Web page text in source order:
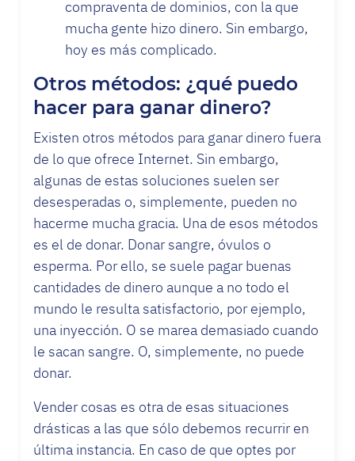
compraventa de dominios, con la que
mucha gente hizo dinero. Sin embargo,
hoy es más complicado.
Otros métodos: ¿qué puedo
hacer para ganar dinero?
Existen otros métodos para ganar dinero fuera
de lo que ofrece Internet. Sin embargo,
algunas de estas soluciones suelen ser
desesperadas o, simplemente, pueden no
hacerme mucha gracia. Una de esos métodos
es el de donar. Donar sangre, óvulos o
esperma. Por ello, se suele pagar buenas
cantidades de dinero aunque a no todo el
mundo le resulta satisfactorio, por ejemplo,
una inyección. O se marea demasiado cuando
le sacan sangre. O, simplemente, no puede
donar.
Vender cosas es otra de esas situaciones
drásticas a las que sólo debemos recurrir en
última instancia. En caso de que optes por